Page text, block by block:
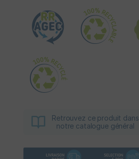
Retrouvez ce produit dans
notre catalogue général